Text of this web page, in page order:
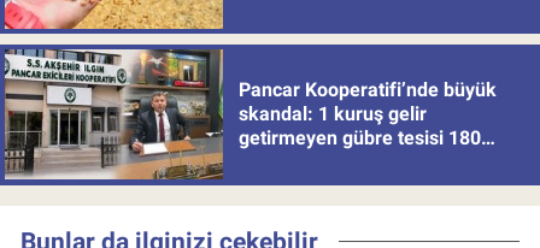
Pancar Kooperatifi’nde büyük
skandal: 1 kuruş gelir
getirmeyen gübre tesisi 180
Bunlar da ilginizi çekebilir